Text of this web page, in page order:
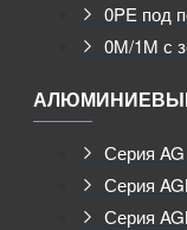
0PE под
0M/1M с
Серия AG
Серия
Серия